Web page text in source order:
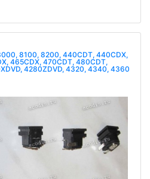
8100, 8200, 440CDT, 440CDX,
465CDX, 470CDT, 480CDT,
4280ZDVD, 4320, 4340, 4360